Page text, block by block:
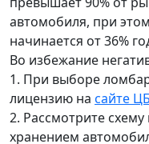
автомобиля, при
начинается от 36%
Во избежание
1. При выборе
лицензию на сайте
2. Рассмотрите
хранением